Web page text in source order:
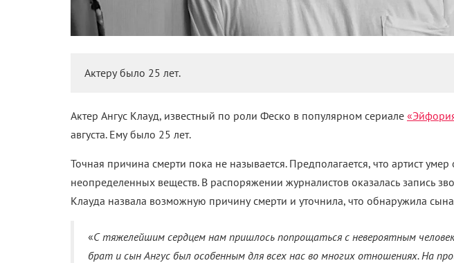
Актеру было 25 лет.
Актер Ангус Клауд, известный по роли Феско в популярном сериале
августа. Ему было 25 лет.
Точная причина смерти пока не называется. Предполагается, что артист
неопределенных веществ. В распоряжении журналистов оказалась запись
Клауда назвала возможную причину смерти и уточнила, что обнаружила
«С тяжелейшим сердцем нам пришлось попрощаться с невероятным
брат и сын Ангус был особенным для всех нас во многих отношениях. На